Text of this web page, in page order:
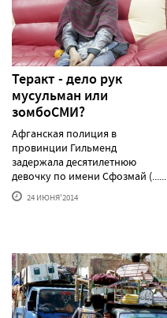
Теракт - дело рук
мусульман или
зомбоСМИ?
Афганская полиция в
провинции Гильменд
задержала десятилетнюю
девочку по имени Сфозмай (......
24 ИЮНЯ'2014